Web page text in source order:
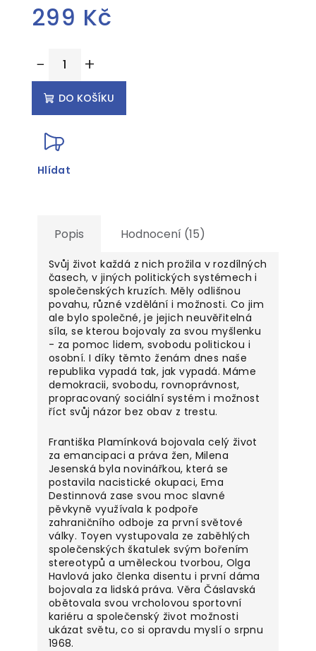
299 Kč
cena:
+
−
DO KOŠÍKU
Hlídat
Popis Hodnocení (15)
Svůj život každá z nich prožila v rozdílných
časech, v jiných politických systémech i
společenských kruzích. Měly odlišnou
povahu, různé vzdělání i možnosti. Co jim
ale bylo společné, je jejich neuvěřitelná
síla, se kterou bojovaly za svou myšlenku
- za pomoc lidem, svobodu politickou i
osobní. I díky těmto ženám dnes naše
republika vypadá tak, jak vypadá. Máme
demokracii, svobodu, rovnoprávnost,
propracovaný sociální systém i možnost
říct svůj názor bez obav z trestu.
Františka Plamínková bojovala celý život
za emancipaci a práva žen, Milena
Jesenská byla novinářkou, která se
postavila nacistické okupaci, Ema
Destinnová zase svou moc slavné
pěvkyně využívala k podpoře
zahraničního odboje za první světové
války. Toyen vystupovala ze zaběhlých
společenských škatulek svým bořením
stereotypů a uměleckou tvorbou, Olga
Havlová jako členka disentu i první dáma
bojovala za lidská práva. Věra Čáslavská
obětovala svou vrcholovou sportovní
kariéru a společenský život možnosti
ukázat světu, co si opravdu myslí o srpnu
1968.